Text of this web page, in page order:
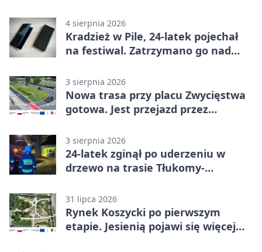
4 sierpnia 2026
Kradzież w Pile, 24-latek pojechał
na festiwal. Zatrzymano go nad
3 sierpnia 2026
Nowa trasa przy placu Zwycięstwa
gotowa. Jest przejazd przez
3 sierpnia 2026
24-latek zginął po uderzeniu w
drzewo na trasie Tłukomy-
31 lipca 2026
Rynek Koszycki po pierwszym
etapie. Jesienią pojawi się więcej